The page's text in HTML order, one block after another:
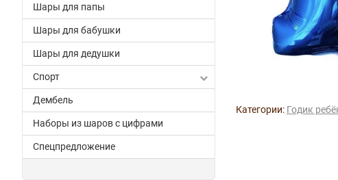
Шары для папы
Шары для бабушки
Шары для дедушки
Спорт
Дембель
Наборы из шаров с цифрами
Спецпредложение
Категории: Годик